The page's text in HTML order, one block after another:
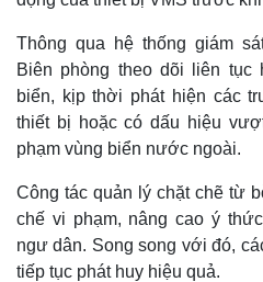
Thông qua hệ thống giám
Biên phòng theo dõi liên tục
biển, kịp thời phát hiện các
thiết bị hoặc có dấu hiệu
phạm vùng biển nước ngoài.
Công tác quản lý chặt chẽ từ
chế vi phạm, nâng cao ý
ngư dân. Song song với đó,
tiếp tục phát huy hiệu quả.